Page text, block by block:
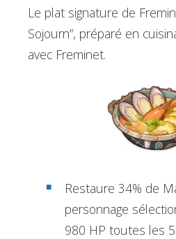
Le plat signature de
Sojourn”, préparé en
avec Freminet.
Restaure 34% de
personnage
980 HP toutes les